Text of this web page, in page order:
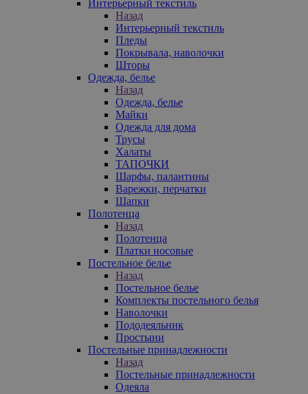
Интерьерный текстиль
Назад
Интерьерный текстиль
Пледы
Покрывала, наволочки
Шторы
Одежда, белье
Назад
Одежда, белье
Майки
Одежда для дома
Трусы
Халаты
ТАПОЧКИ
Шарфы, палантины
Варежки, перчатки
Шапки
Полотенца
Назад
Полотенца
Платки носовые
Постельное белье
Назад
Постельное белье
Комплекты постельного белья
Наволочки
Пододеяльник
Простыни
Постельные принадлежности
Назад
Постельные принадлежности
Одеяла